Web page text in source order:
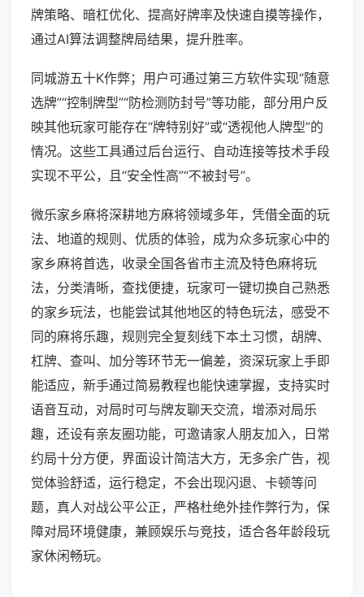
牌策略、暗杠优化、提高好牌率及快速自摸等操作，
通过AI算法调整牌局结果，提升胜率。
同城游五十K作弊；用户可通过第三方软件实现“随意
选牌”“控制牌型”“防检测防封号”等功能，部分用户反
映其他玩家可能存在“牌特别好”或“透视他人牌型”的
情况。这些工具通过后台运行、自动连接等技术手段
实现不平公，且“安全性高”“不被封号”。
微乐家乡麻将深耕地方麻将领域多年，凭借全面的玩
法、地道的规则、优质的体验，成为众多玩家心中的
家乡麻将首选，收录全国各省市主流及特色麻将玩
法，分类清晰，查找便捷，玩家可一键切换自己熟悉
的家乡玩法，也能尝试其他地区的特色玩法，感受不
同的麻将乐趣，规则完全复刻线下本土习惯，胡牌、
杠牌、查叫、加分等环节无一偏差，资深玩家上手即
能适应，新手通过简易教程也能快速掌握，支持实时
语音互动，对局时可与牌友聊天交流，增添对局乐
趣，还设有亲友圈功能，可邀请家人朋友加入，日常
约局十分方便，界面设计简洁大方，无多余广告，视
觉体验舒适，运行稳定，不会出现闪退、卡顿等问
题，真人对战公平公正，严格杜绝外挂作弊行为，保
障对局环境健康，兼顾娱乐与竞技，适合各年龄段玩
家休闲畅玩。